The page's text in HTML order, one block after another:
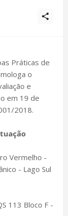
Práticas de
o
e
em 19 de
2018.
Vermelho -
- Lago Sul
113 Bloco F -